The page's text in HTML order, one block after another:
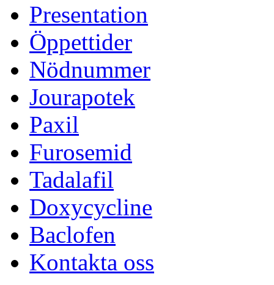
Presentation
Öppettider
Nödnummer
Jourapotek
Paxil
Furosemid
Tadalafil
Doxycycline
Baclofen
Kontakta oss